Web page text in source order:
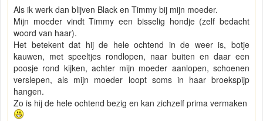
Als ik werk dan blijven Black en Timmy bij mijn moeder.
Mijn moeder vindt Timmy een bisselig hondje (zelf bedacht
woord van haar).
Het betekent dat hij de hele ochtend in de weer is, botje
kauwen, met speeltjes rondlopen, naar buiten en daar een
poosje rond kijken, achter mijn moeder aanlopen, schoenen
verslepen, als mijn moeder loopt soms in haar broekspijp
hangen.
Zo is hij de hele ochtend bezig en kan zichzelf prima vermaken